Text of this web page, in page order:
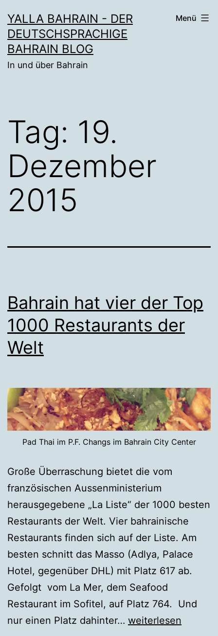
Inhalt
springen
YALLA BAHRAIN - DER
DEUTSCHSPRACHIGE
BAHRAIN BLOG
In und über Bahrain
Menü
Tag: 19.
Dezember
2015
Bahrain hat vier der Top
1000 Restaurants der
Welt
Pad Thai im P.F. Changs im Bahrain City Center
Große Überraschung bietet die vom
französischen Aussenministerium
herausgegebene „La Liste“ der 1000 besten
Restaurants der Welt. Vier bahrainische
Restaurants finden sich auf der Liste. Am
besten schnitt das Masso (Adlya, Palace
Hotel, gegenüber DHL) mit Platz 617 ab.
Gefolgt vom La Mer, dem Seafood
Restaurant im Sofitel, auf Platz 764. Und
nur einen Platz dahinter… Bahrain
weiterlesen